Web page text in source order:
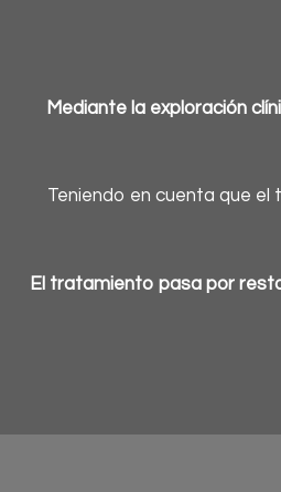
Mediante la exploración
Teniendo en cuenta que
El tratamiento pasa por